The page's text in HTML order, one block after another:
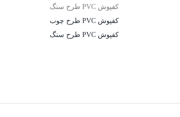
کفپوش PVC طرح سنگ
کفپوش PVC طرح چوب
کفپوش PVC طرح سنگ